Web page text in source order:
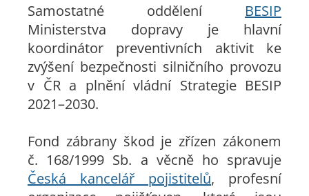
Samostatné oddělení BESIP
Ministerstva dopravy je hlavní
koordinátor preventivních aktivit ke
zvýšení bezpečnosti silničního provozu
v ČR a plnění vládní Strategie BESIP
2021–2030.
Fond zábrany škod je zřízen zákonem
č. 168/1999 Sb. a věcně ho spravuje
Česká kancelář pojistitelů, profesní